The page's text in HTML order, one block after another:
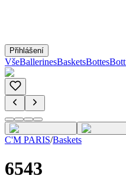
Přihlášení
VšeBallerinesBasketsBottes
C'M PARIS/Baskets
6543